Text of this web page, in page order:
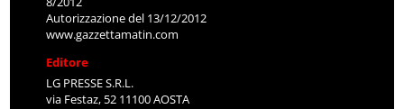
Autorizzazione del 13/12/2012
www.gazzettamatin.com
Editore
LG PRESSE S.R.L.
via Festaz, 52 11100 AOSTA